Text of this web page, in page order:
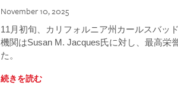
November 10, 2025
11月初旬、カリフォルニア州カールスバッ
機関はSusan M. Jacques氏に対し、最高栄
た。
続きを読む